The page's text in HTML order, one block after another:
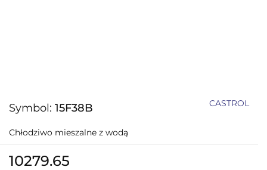
Symbol: 15F38B CASTROL
Chłodziwo mieszalne z wodą
10279.65